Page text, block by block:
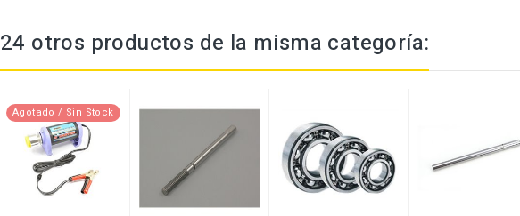
24 otros productos de la misma categoría:
Agotado / Sin Stock